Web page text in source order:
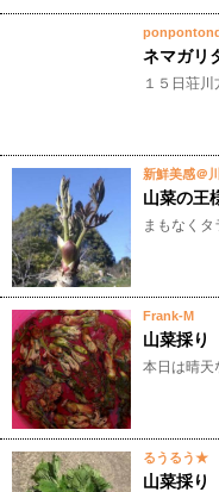
ネマガリ
１５日荘川
新鮮美感＠
山菜の王
まもなくタ
Frank-M
山菜採り
本日は晴天
るうるう★
山菜採り